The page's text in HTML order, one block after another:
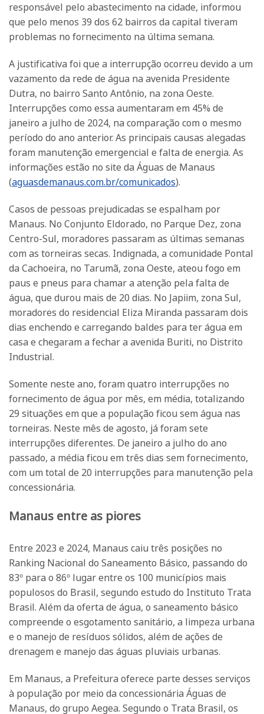
responsável pelo abastecimento na cidade, informou
que pelo menos 39 dos 62 bairros da capital tiveram
problemas no fornecimento na última semana.
A justificativa foi que a interrupção ocorreu devido a um
vazamento da rede de água na avenida Presidente
Dutra, no bairro Santo Antônio, na zona Oeste.
Interrupções como essa aumentaram em 45% de
janeiro a julho de 2024, na comparação com o mesmo
período do ano anterior. As principais causas alegadas
foram manutenção emergencial e falta de energia. As
informações estão no site da Águas de Manaus
(aguasdemanaus.com.br/comunicados).
Casos de pessoas prejudicadas se espalham por
Manaus. No Conjunto Eldorado, no Parque Dez, zona
Centro-Sul, moradores passaram as últimas semanas
com as torneiras secas. Indignada, a comunidade Pontal
da Cachoeira, no Tarumã, zona Oeste, ateou fogo em
paus e pneus para chamar a atenção pela falta de
água, que durou mais de 20 dias. No Japiim, zona Sul,
moradores do residencial Eliza Miranda passaram dois
dias enchendo e carregando baldes para ter água em
casa e chegaram a fechar a avenida Buriti, no Distrito
Industrial.
Somente neste ano, foram quatro interrupções no
fornecimento de água por mês, em média, totalizando
29 situações em que a população ficou sem água nas
torneiras. Neste mês de agosto, já foram sete
interrupções diferentes. De janeiro a julho do ano
passado, a média ficou em três dias sem fornecimento,
com um total de 20 interrupções para manutenção pela
concessionária.
Manaus entre as piores
Entre 2023 e 2024, Manaus caiu três posições no
Ranking Nacional do Saneamento Básico, passando do
83º para o 86º lugar entre os 100 municípios mais
populosos do Brasil, segundo estudo do Instituto Trata
Brasil. Além da oferta de água, o saneamento básico
compreende o esgotamento sanitário, a limpeza urbana
e o manejo de resíduos sólidos, além de ações de
drenagem e manejo das águas pluviais urbanas.
Em Manaus, a Prefeitura oferece parte desses serviços
à população por meio da concessionária Águas de
Manaus, do grupo Aegea. Segundo o Trata Brasil, os